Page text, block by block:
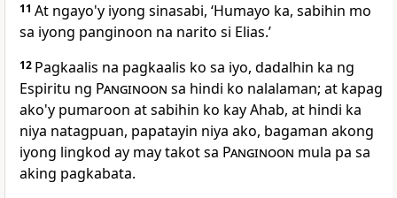
11 At ngayo'y iyong sinasabi, ‘Humayo ka, sabihin mo
sa iyong panginoon na narito si Elias.’
12 Pagkaalis na pagkaalis ko sa iyo, dadalhin ka ng
Espiritu ng Panginoon sa hindi ko nalalaman; at kapag
ako'y pumaroon at sabihin ko kay Ahab, at hindi ka
niya natagpuan, papatayin niya ako, bagaman akong
iyong lingkod ay may takot sa Panginoon mula pa sa
aking pagkabata.